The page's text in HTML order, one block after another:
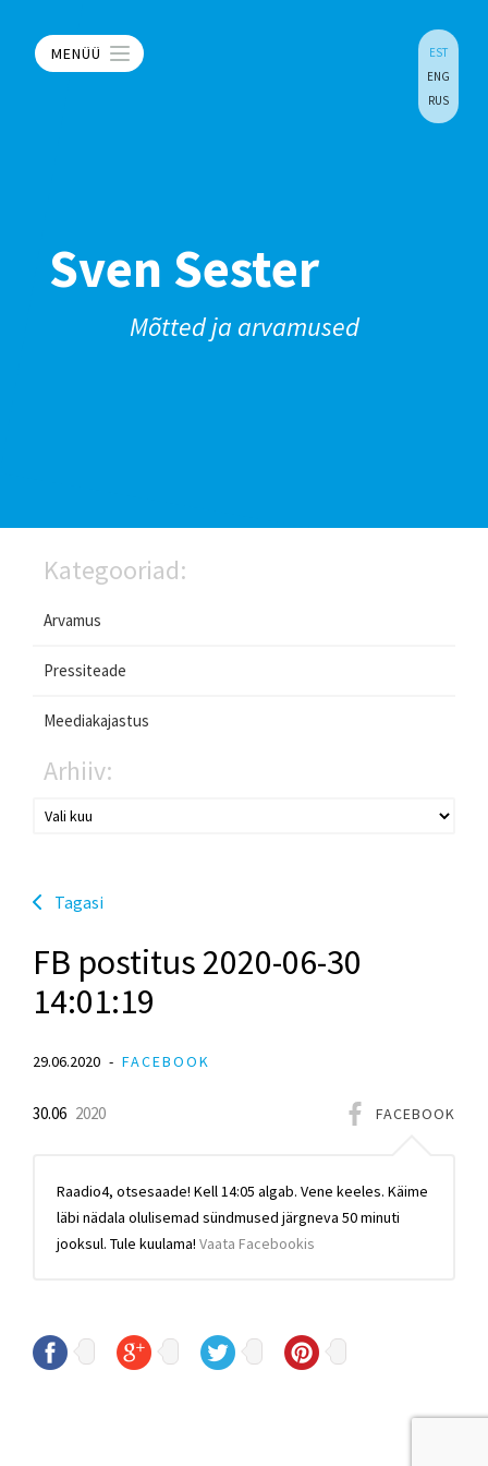
MENÜÜ
EST
ENG
RUS
Sven Sester
Mõtted ja arvamused
Kategooriad:
Arvamus
Pressiteade
Meediakajastus
Arhiiv:
Tagasi
FB postitus 2020-06-30
14:01:19
29.06.2020 FACEBOOK
FACEBOOK
30.06 2020
Raadio4, otsesaade! Kell 14:05 algab. Vene keeles. Käime
läbi nädala olulisemad sündmused järgneva 50 minuti
jooksul. Tule kuulama! Vaata Facebookis